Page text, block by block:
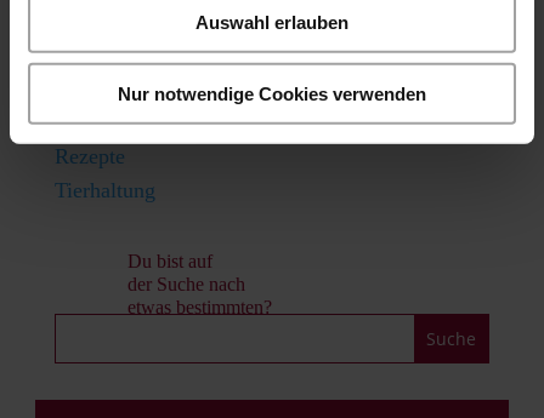
Auswahl erlauben
Nur notwendige Cookies verwenden
Lehre
Offene Stellen
Produkte
Rezepte
Tierhaltung
Du bist auf
der Suche nach
etwas bestimmten?